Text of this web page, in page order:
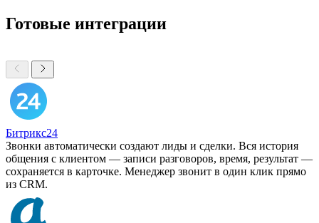
Готовые интеграции
Битрикс24
Звонки автоматически создают лиды и сделки. Вся история
общения с клиентом — записи разговоров, время, результат —
сохраняется в карточке. Менеджер звонит в один клик прямо
из CRM.